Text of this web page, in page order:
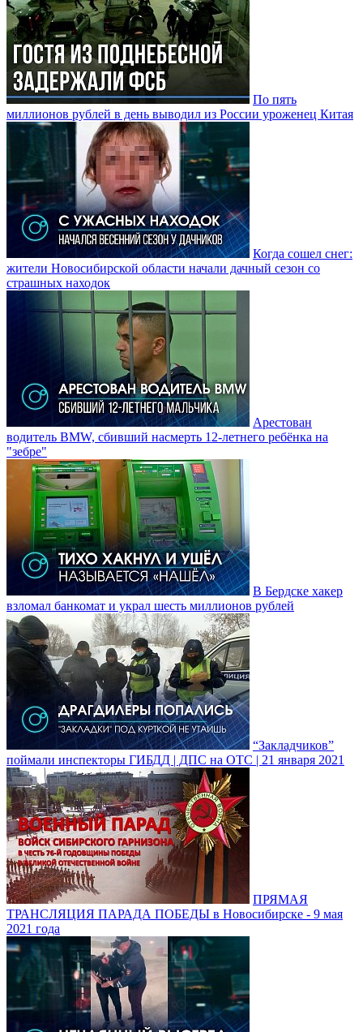
По пять
миллионов рублей в день выводил из России уроженец Китая
Когда сошел снег:
жители Новосибирской области начали дачный сезон со
страшных находок
Арестован
водитель BMW, сбивший насмерть 12-летнего ребёнка на
"зебре"
В Бердске хакер
взломал банкомат и украл шесть миллионов рублей
“Закладчиков”
поймали инспекторы ГИБДД | ДПС на ОТС | 21 января 2021
ПРЯМАЯ
ТРАНСЛЯЦИЯ ПАРАДА ПОБЕДЫ в Новосибирске - 9 мая
2021 года